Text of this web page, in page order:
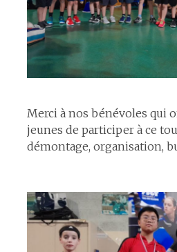
Merci à nos bénévoles qui
jeunes de participer à ce
démontage, organisation,